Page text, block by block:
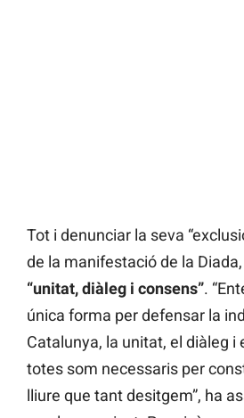
Tot i denunciar la seva
de la manifestació de la Diada,
“unitat, diàleg i consens”.
única forma per defensar la
Catalunya, la unitat, el diàleg i
totes som necessaris per
lliure que tant desitgem”, ha